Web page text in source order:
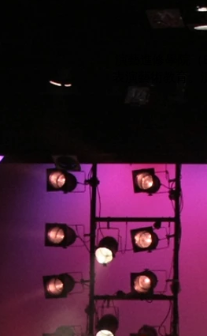
演藝進修學院
表演藝術教育